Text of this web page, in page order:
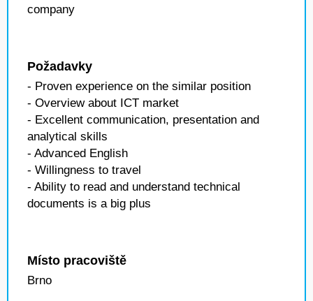
company
Požadavky
- Proven experience on the similar position
- Overview about ICT market
- Excellent communication, presentation and
analytical skills
- Advanced English
- Willingness to travel
- Ability to read and understand technical
documents is a big plus
Místo pracoviště
Brno